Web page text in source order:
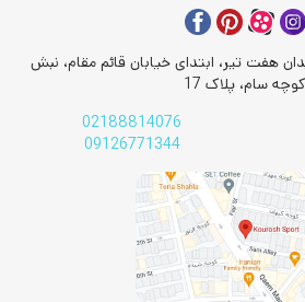
هفت تیر، ابتدای خیابان قائم مقام، نبش
کوچه سام، پلاک 17
02188814076
09126771344